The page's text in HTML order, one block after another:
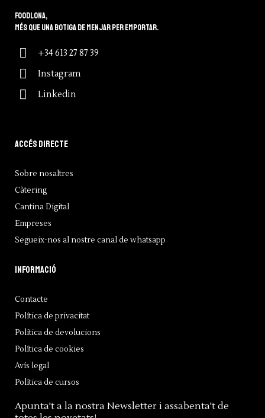
Foodlona,
més que una botiga de menjar per emportar.
+34 613 27 87 39
Instagram
Linkedin
Accés directe
Sobre nosaltres
Càtering
Cantina Digital
Empreses
Segueix-nos al nostre canal de whatsapp
Informació
Contacte
Política de privacitat
Política de devolucions
Política de cookies
Avís legal
Política de cursos
Apunta't a la nostra Newsletter i assabenta't de